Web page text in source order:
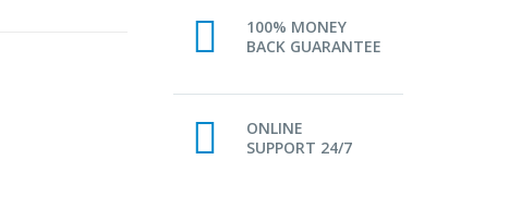
100% MONEY
BACK GUARANTEE
ONLINE
SUPPORT 24/7